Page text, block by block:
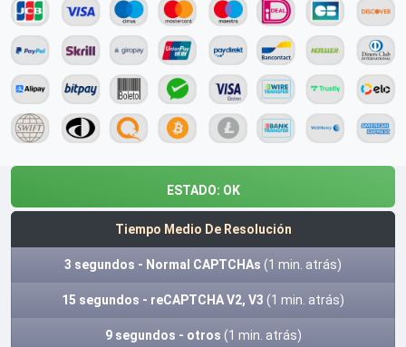
ESTADO: OK
Tiempo Medio De Resolución
3 segundos - Normal CAPTCHAs (1 min. atrás)
15 segundos - reCAPTCHA V2, V3 (1 min. atrás)
9 segundos - otros (1 min. atrás)